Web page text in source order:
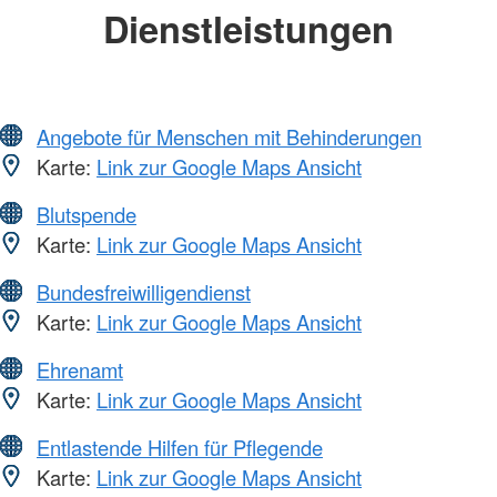
Dienstleistungen
Angebote für Menschen mit Behinderungen
Karte: Link zur Google Maps Ansicht
Blutspende
Karte: Link zur Google Maps Ansicht
Bundesfreiwilligendienst
Karte: Link zur Google Maps Ansicht
Ehrenamt
Karte: Link zur Google Maps Ansicht
Entlastende Hilfen für Pflegende
Karte: Link zur Google Maps Ansicht